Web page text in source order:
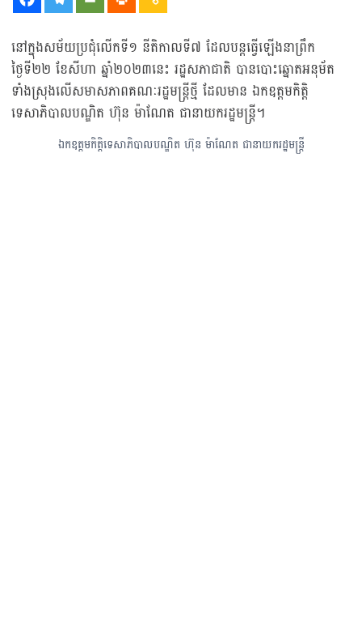
នៅក្នុងសម័យប្រជុំលើកទី១ នីតិកាលទី៧ ដែលបន្តធ្វើឡើងនាព្រឹក
ថ្ងៃទី២២ ខែសីហា ឆ្នាំ២០២៣នេះ រដ្ឋសភាជាតិ បានបោះឆ្នោតអនុម័ត
ទាំងស្រុងលើសមាសភាពគណៈរដ្ឋមន្ត្រីថ្មី ដែលមាន ឯកឧត្តមកិត្តិ
ទេសាភិបាលបណ្ឌិត ហ៊ុន ម៉ាណែត ជានាយករដ្ឋមន្ត្រី។
ឯកឧត្តមកិត្តិទេសាភិបាលបណ្ឌិត ហ៊ុន ម៉ាណែត ជានាយករដ្ឋមន្ត្រី